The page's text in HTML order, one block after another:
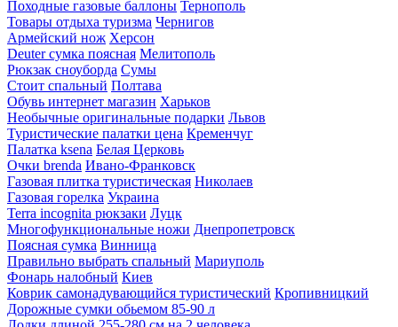
Походные газовые баллоны Тернополь
Товары отдыха туризма Чернигов
Армейский нож Херсон
Deuter сумка поясная Мелитополь
Рюкзак сноуборда Сумы
Стоит спальный Полтава
Обувь интернет магазин Харьков
Необычные оригинальные подарки Львов
Туристические палатки цена Кременчуг
Палатка ksena Белая Церковь
Очки brenda Ивано-Франковск
Газовая плитка туристическая Николаев
Газовая горелка Украина
Terra incognita рюкзаки Луцк
Многофункциональные ножи Днепропетровск
Поясная сумка Винница
Правильно выбрать спальный Мариуполь
Фонарь налобный Киев
Коврик самонадувающийся туристический Кропивницкий
Дорожные сумки обьемом 85-90 л